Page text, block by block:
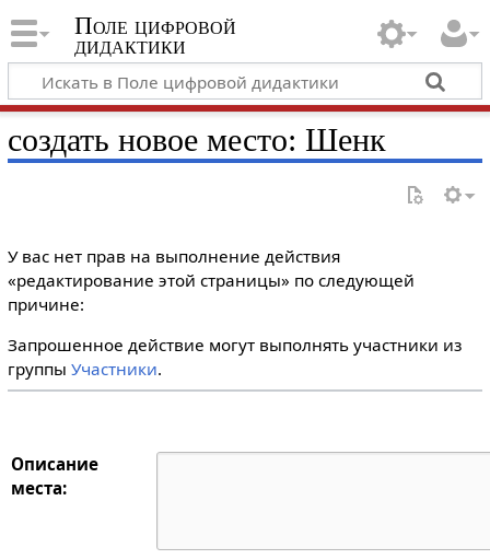
Поле цифровой
дидактики
создать новое место: Шенк
У вас нет прав на выполнение действия
«редактирование этой страницы» по следующей
причине:
Запрошенное действие могут выполнять участники из
группы Участники.
Описание
места: